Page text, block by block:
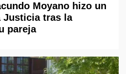
Moyano hizo un
Justicia tras la
pareja